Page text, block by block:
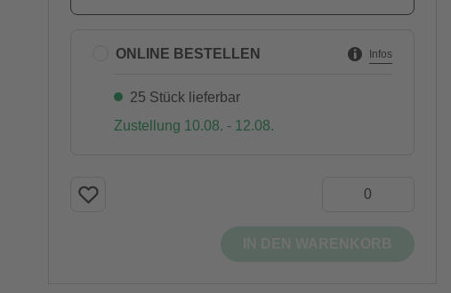
ONLINE BESTELLEN Infos
25 Stück lieferbar
Zustellung 10.08. - 12.08.